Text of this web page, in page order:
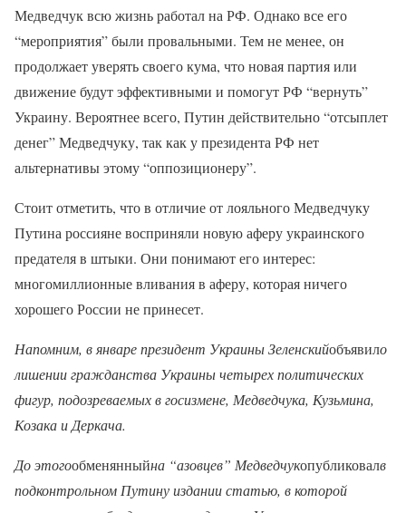
Медведчук всю жизнь работал на РФ. Однако все его
“мероприятия” были провальными. Тем не менее, он
продолжает уверять своего кума, что новая партия или
движение будут эффективными и помогут РФ “вернуть”
Украину. Вероятнее всего, Путин действительно “отсыплет
денег” Медведчуку, так как у президента РФ нет
альтернативы этому “оппозиционеру”.
Стоит отметить, что в отличие от лояльного Медведчуку
Путина россияне восприняли новую аферу украинского
предателя в штыки. Они понимают его интерес:
многомиллионные вливания в аферу, которая ничего
хорошего России не принесет.
Напомним, в январе президент Украины Зеленскийобъявило
лишении гражданства Украины четырех политических
фигур, подозреваемых в госизмене, Медведчука, Кузьмина,
Козака и Деркача.
До этогообменянныйна “азовцев” Медведчукопубликовалв
подконтрольном Путину издании статью, в которой